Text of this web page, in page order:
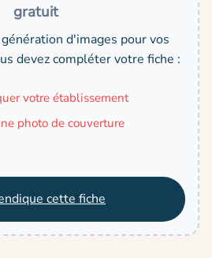
gratuit
d'images pour vos
devez compléter votre fiche :
votre établissement
photo de couverture
cette fiche